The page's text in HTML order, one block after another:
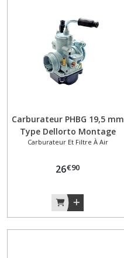
Carburateur PHBG 19,5 mm
Type Dellorto Montage
Rigide Peugeot 103 SP MVL
Carburateur Et Filtre À Air
26€90
Refroidissement
Réservoir
Selle